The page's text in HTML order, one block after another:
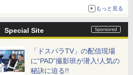
もっと見る
Special Site
「ドスパラTV」の配信現場
に“PAD”撮影班が潜入!人気の
秘訣に迫る!!